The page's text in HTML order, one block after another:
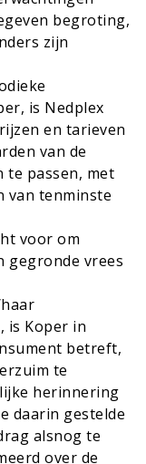
begroting,
zijn
is Nedplex
en tarieven
van de
te passen, met
van tenminste
voor om
gegronde vrees
is Koper in
betreft,
te
herinnering
daarin gestelde
alsnog te
over de